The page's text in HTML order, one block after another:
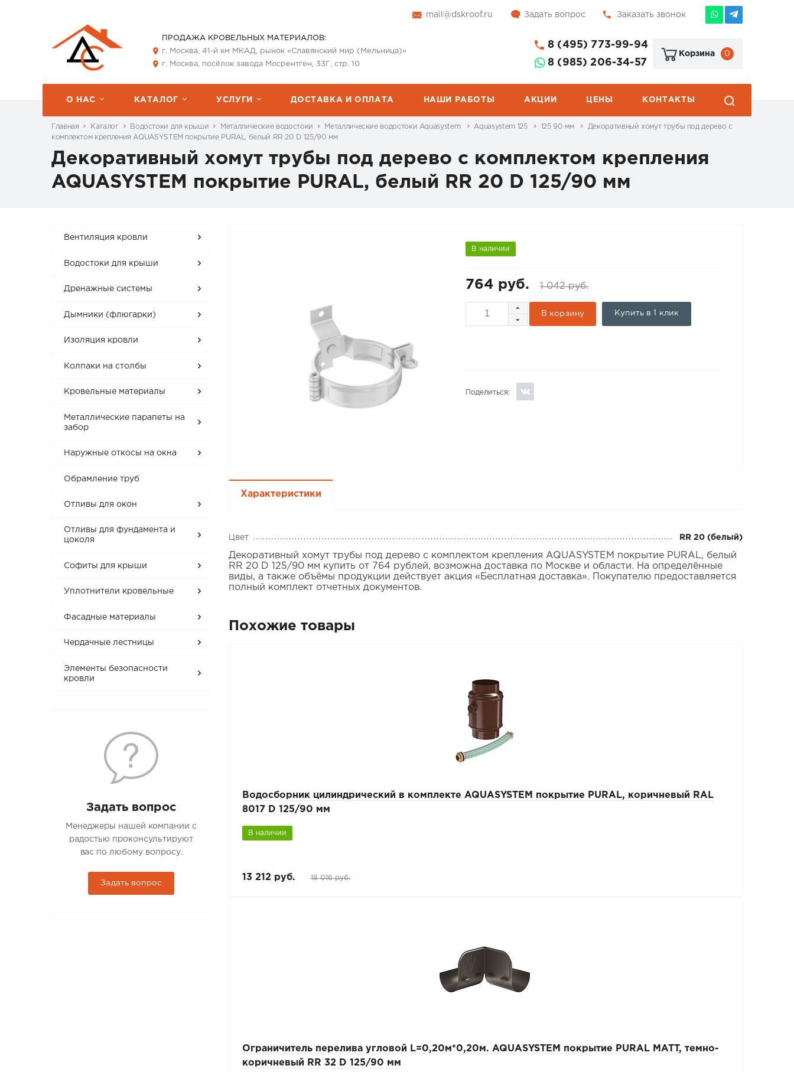
mail@dskroof.ru Задать вопрос Заказать звонок
ПРОДАЖА КРОВЕЛЬНЫХ МАТЕРИАЛОВ:
г. Москва, 41-й км МКАД, рынок «Славянский мир (Мельница)»
г. Москва, посёлок завода Мосрентген, 33Г, стр. 10
8 (495) 773-99-94
8 (985) 206-34-57
Корзина 0
О НАС КАТАЛОГ УСЛУГИ ДОСТАВКА И ОПЛАТА НАШИ РАБОТЫ АКЦИИ ЦЕНЫ КОНТАКТЫ
Главная Каталог Водостоки для крыши Металлические водостоки Металлические водостоки Aquasystem Aquasystem 125 125 90 мм
Декоративный хомут трубы под дерево с
комплектом крепления AQUASYSTEM покрытие PURAL, белый RR 20 D 125/90 мм
Декоративный хомут трубы под дерево с комплектом крепления
AQUASYSTEM покрытие PURAL, белый RR 20 D 125/90 мм
Вентиляция кровли
Водостоки для крыши
Дренажные системы
Дымники (флюгарки)
Изоляция кровли
Колпаки на столбы
Кровельные материалы
Металлические парапеты на
забор
Наружные откосы на окна
Обрамление труб
Отливы для окон
Отливы для фундамента и
цоколя
Софиты для крыши
Уплотнители кровельные
Фасадные материалы
Чердачные лестницы
Элементы безопасности
кровли
Задать вопрос
Менеджеры нашей компании с
радостью проконсультируют
вас по любому вопросу.
Задать вопрос
В наличии
764 руб. 1 042 руб.
В корзину Купить в 1 клик
Поделиться:
Характеристики
Цвет RR 20 (белый)
Декоративный хомут трубы под дерево с комплектом крепления AQUASYSTEM покрытие PURAL, белый
RR 20 D 125/90 мм купить от 764 рублей, возможна доставка по Москве и области. На определённые
виды, а также объёмы продукции действует акция «Бесплатная доставка». Покупателю предоставляется
полный комплект отчетных документов.
Похожие товары
Водосборник цилиндрический в комплекте AQUASYSTEM покрытие PURAL, коричневый RAL
8017 D 125/90 мм
В наличии
13 212 руб. 18 016 руб.
Ограничитель перелива угловой L=0,20м*0,20м. AQUASYSTEM покрытие PURAL MATT, темно-
коричневый RR 32 D 125/90 мм